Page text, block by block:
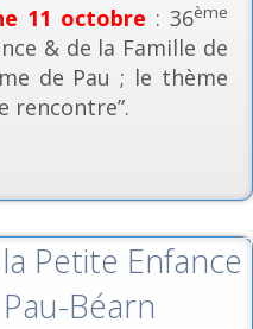
11 octobre : 36ème
& de la Famille de
de Pau ; le thème
rencontre”.
Petite Enfance
Béarn